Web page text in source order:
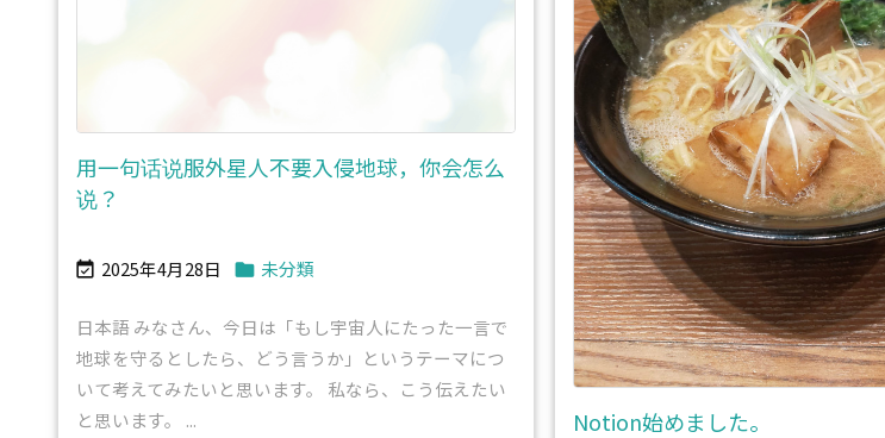
用一句话说服外星人不要入侵地球，你会怎么
说？
 2025年4月28日  未分類
日本語 みなさん、今日は「もし宇宙人にたった一言で
地球を守るとしたら、どう言うか」というテーマにつ
いて考えてみたいと思います。 私なら、こう伝えたい
と思います。 ...
Notion始めました。